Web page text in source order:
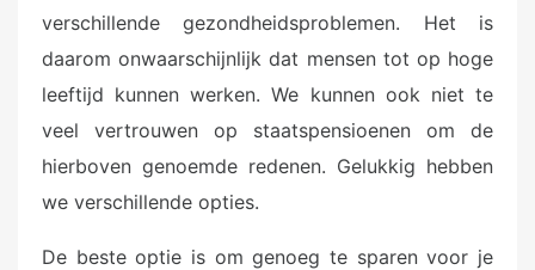
verschillende gezondheidsproblemen. Het is
daarom onwaarschijnlijk dat mensen tot op hoge
leeftijd kunnen werken. We kunnen ook niet te
veel vertrouwen op staatspensioenen om de
hierboven genoemde redenen. Gelukkig hebben
we verschillende opties.
De beste optie is om genoeg te sparen voor je